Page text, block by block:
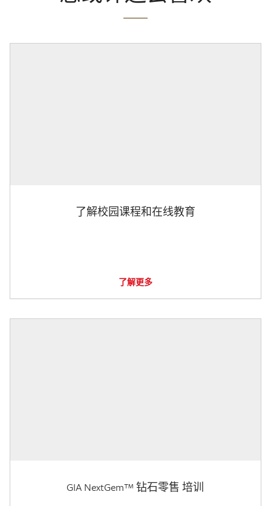
了解校园课程和在线教育
了解更多
GIA NextGem™ 钻石零售 培训